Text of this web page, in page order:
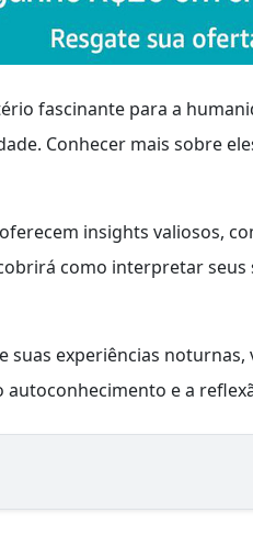
fascinante para a
Conhecer mais sobre
insights valiosos,
como interpretar
suas experiências noturnas,
e a